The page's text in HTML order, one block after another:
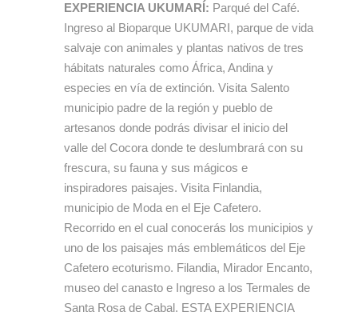
EXPERIENCIA UKUMARÍ: Parqué del Café.
Ingreso al Bioparque UKUMARI, parque de vida
salvaje con animales y plantas nativos de tres
hábitats naturales como África, Andina y
especies en vía de extinción. Visita Salento
municipio padre de la región y pueblo de
artesanos donde podrás divisar el inicio del
valle del Cocora donde te deslumbrará con su
frescura, su fauna y sus mágicos e
inspiradores paisajes. Visita Finlandia,
municipio de Moda en el Eje Cafetero.
Recorrido en el cual conocerás los municipios y
uno de los paisajes más emblemáticos del Eje
Cafetero ecoturismo. Filandia, Mirador Encanto,
museo del canasto e Ingreso a los Termales de
Santa Rosa de Cabal. ESTA EXPERIENCIA